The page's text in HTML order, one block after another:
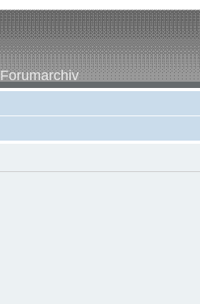
Forumarchiv